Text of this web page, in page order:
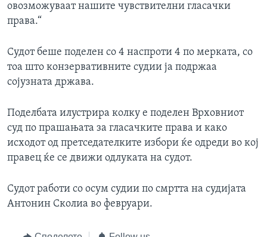
овозможуваат нашите чувствителни гласачки
права.“
Судот беше поделен со 4 наспроти 4 по мерката, со
тоа што конзервативните судии ја подржаа
сојузната држава.
Поделбата илустрира колку е поделен Врховниот
суд по прашањата за гласачките права и како
исходот од претседателките избори ќе одреди во кој
правец ќе се движи одлуката на судот.
Судот работи со осум судии по смртта на судијата
Антонин Сколиа во февруари.